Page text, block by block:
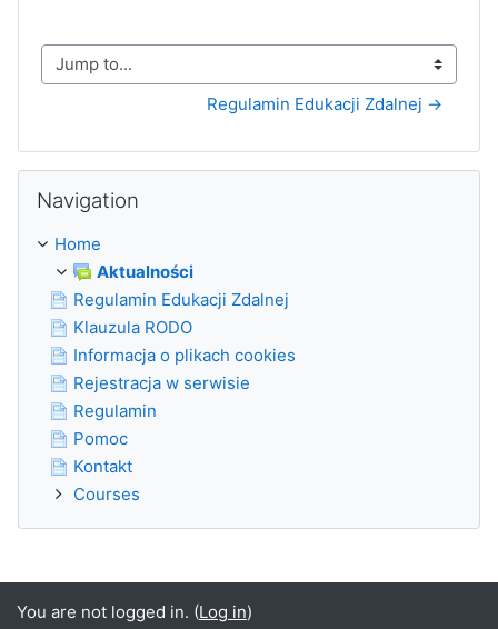
Jump to...
Regulamin Edukacji Zdalnej →
Navigation
Home
Aktualności
Regulamin Edukacji Zdalnej
Klauzula RODO
Informacja o plikach cookies
Rejestracja w serwisie
Regulamin
Pomoc
Kontakt
Courses
You are not logged in. (Log in)